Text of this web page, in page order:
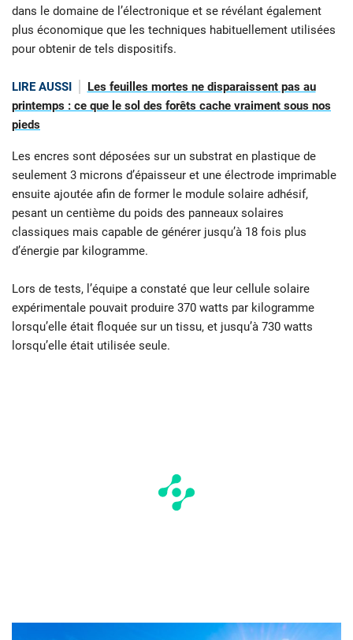
dans le domaine de l’électronique et se révélant également
plus économique que les techniques habituellement utilisées
pour obtenir de tels dispositifs.
LIRE AUSSI
Les feuilles mortes ne disparaissent pas au
printemps : ce que le sol des forêts cache vraiment sous nos
pieds
Les encres sont déposées sur un substrat en plastique de
seulement 3 microns d’épaisseur et une électrode imprimable
ensuite ajoutée afin de former le module solaire adhésif,
pesant un centième du poids des panneaux solaires
classiques mais capable de générer jusqu’à 18 fois plus
d’énergie par kilogramme.
Lors de tests, l’équipe a constaté que leur cellule solaire
expérimentale pouvait produire 370 watts par kilogramme
lorsqu’elle était floquée sur un tissu, et jusqu’à 730 watts
lorsqu’elle était utilisée seule.